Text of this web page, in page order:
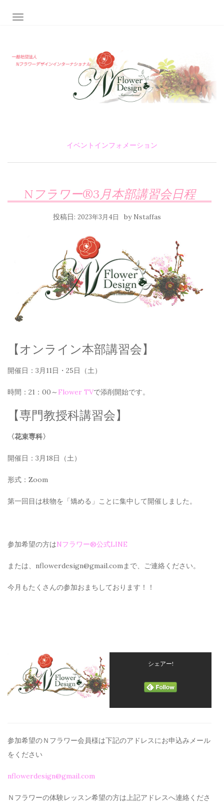
ナビゲーション切り替え
イベントインフォメーション
Nフラワー®3月本部講習会日程
投稿日: 2023年3月4日 by Nstaffas
【オンライン本部講習会】
開催日：3月11日・25日（土）
時間：21：00～ Flower TVで添削開始です。
【専門教授科講習会】
〈花束専科〉
開催日：3月18日（土）
形式：Zoom
第一回目は枝物を「矯める」ことに集中して開催しました。
参加希望の方はNフラワー®公式LINE
または、nflowerdesign@gmail.comまで、ご連絡ください。
今月もたくさんの参加おまちしております！！
シェアー!
参加希望のＮフラワー会員様は下記のアドレスにお申込みメール
を ください
nflowerdesign@gmail.com
Ｎフラワーの体験レッスン希望の方は上記アドレスへ連絡くださ